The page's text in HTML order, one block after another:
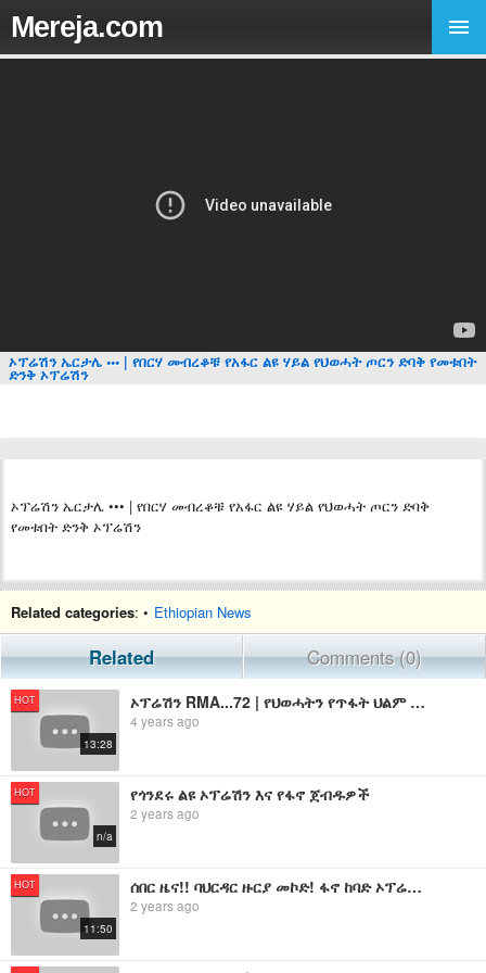
Mereja.com
ኦፕሬሽን ኤርታሌ ••• | የበርሃ መብረቆቹ የአፋር ልዩ ሃይል የህወሓት ጦርን ድባቅ የመቱበት
ድንቅ ኦፕሬሽን
ኦፕሬሽን ኤርታሌ ••• | የበርሃ መብረቆቹ የአፋር ልዩ ሃይል የህወሓት ጦርን ድባቅ
የመቱበት ድንቅ ኦፕሬሽን
Related categories: • Ethiopian News
Related Comments (0)
HOT
13:28
ኦፕሬሽን RMA...72 | የህወሓትን የጥፋት ህልም ያጨለመው የኢትዮጵያ አየር ሃይል አስደናቂ ኦፕሬሽን
4 years ago
HOT
n/a
የጎንደሩ ልዩ ኦፕሬሽን እና የፋኖ ጀብዱዎች
2 years ago
HOT
11:50
ሰበር ዜና!! ባህርዳር ዙርያ መኮድ! ፋኖ ከባድ ኦፕሬሽን ፈፅሟል!
2 years ago